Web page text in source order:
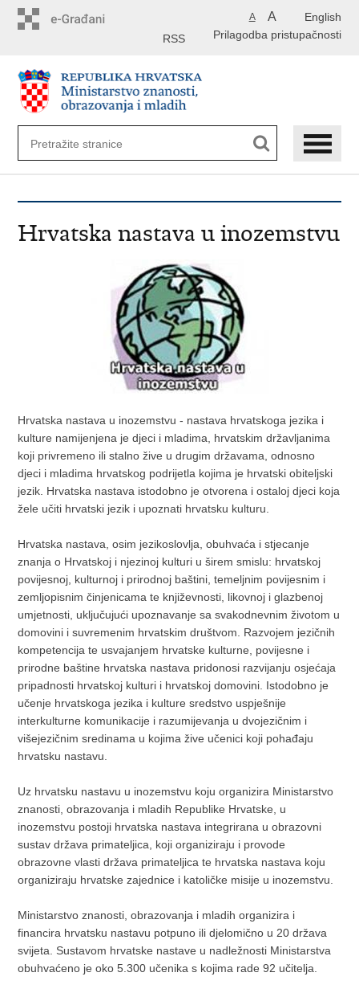
English
A A
Prilagodba pristupačnosti
RSS
Hrvatska nastava u inozemstvu
Hrvatska nastava u inozemstvu - nastava hrvatskoga jezika i
kulture namijenjena je djeci i mladima, hrvatskim državljanima
koji privremeno ili stalno žive u drugim državama, odnosno
djeci i mladima hrvatskog podrijetla kojima je hrvatski obiteljski
jezik. Hrvatska nastava istodobno je otvorena i ostaloj djeci koja
žele učiti hrvatski jezik i upoznati hrvatsku kulturu.
Hrvatska nastava, osim jezikoslovlja, obuhvaća i stjecanje
znanja o Hrvatskoj i njezinoj kulturi u širem smislu: hrvatskoj
povijesnoj, kulturnoj i prirodnoj baštini, temeljnim povijesnim i
zemljopisnim činjenicama te književnosti, likovnoj i glazbenoj
umjetnosti, uključujući upoznavanje sa svakodnevnim životom u
domovini i suvremenim hrvatskim društvom. Razvojem jezičnih
kompetencija te usvajanjem hrvatske kulturne, povijesne i
prirodne baštine hrvatska nastava pridonosi razvijanju osjećaja
pripadnosti hrvatskoj kulturi i hrvatskoj domovini. Istodobno je
učenje hrvatskoga jezika i kulture sredstvo uspješnije
interkulturne komunikacije i razumijevanja u dvojezičnim i
višejezičnim sredinama u kojima žive učenici koji pohađaju
hrvatsku nastavu.
Uz hrvatsku nastavu u inozemstvu koju organizira Ministarstvo
znanosti, obrazovanja i mladih Republike Hrvatske, u
inozemstvu postoji hrvatska nastava integrirana u obrazovni
sustav država primateljica, koji organiziraju i provode
obrazovne vlasti država primateljica te hrvatska nastava koju
organiziraju hrvatske zajednice i katoličke misije u inozemstvu.
Ministarstvo znanosti, obrazovanja i mladih organizira i
financira hrvatsku nastavu potpuno ili djelomično u 20 država
svijeta. Sustavom hrvatske nastave u nadležnosti Ministarstva
obuhvaćeno je oko 5.300 učenika s kojima rade 92 učitelja.